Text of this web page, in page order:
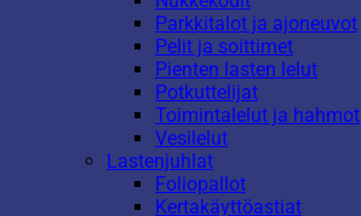
Parkkitalot ja ajoneuvot
Pelit ja soittimet
Pienten lasten lelut
Potkuttelijat
Toimintalelut ja hahmot
Vesilelut
Lastenjuhlat
Foliopallot
Kertakäyttöastiat